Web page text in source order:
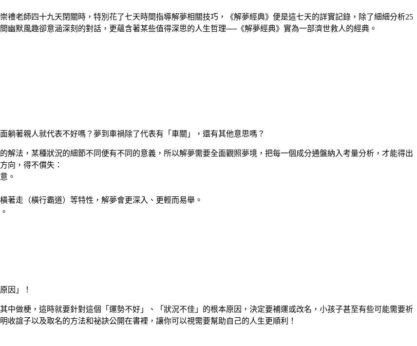
禮老師四十九天閉關時，特別花了七天時間指導解夢相關技巧，《解夢經典》便是這七天的詳實記錄，除了細細分析25
幽默風趣卻意涵深刻的對話，更蘊含著某些值得深思的人生哲理──《解夢經典》實為一部濟世救人的經典。
著親人就代表不好嗎？夢到車禍除了代表有「車關」，還有其他意思嗎？
解法，某種狀況的細節不同便有不同的意義，所以解夢需要全面觀照夢境，把每一個成分通盤納入考量分析，才能得出
向，得不償失：
。
著走（橫行霸道）等特性，解夢會更深入、更輕而易舉。
因」！
中做梗，這時就要針對這個「運勢不好」、「狀況不佳」的根本原因，決定要補運或改名，小孩子甚至有些可能需要祈
誼子以及取名的方法和祕訣公開在書裡，讓你可以視需要幫助自己的人生更順利！